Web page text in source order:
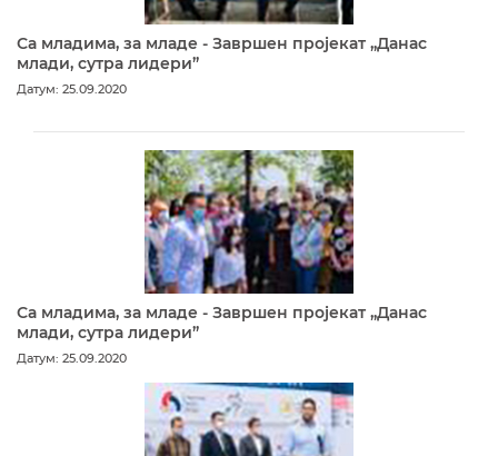
Са младима, за младе - Завршен пројекат „Данас
млади, сутра лидери”
Датум: 25.09.2020
Са младима, за младе - Завршен пројекат „Данас
млади, сутра лидери”
Датум: 25.09.2020